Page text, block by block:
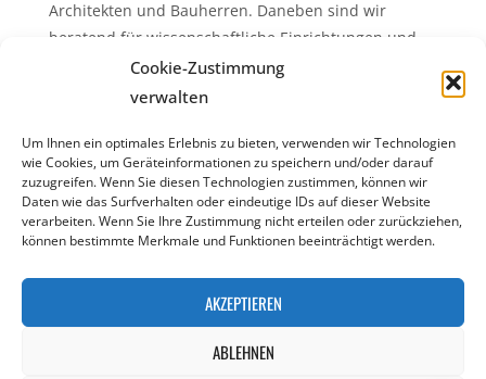
Cookie-Zustimmung
verwalten
Um Ihnen ein optimales Erlebnis zu bieten, verwenden wir Technologien
wie Cookies, um Geräteinformationen zu speichern und/oder darauf
zuzugreifen. Wenn Sie diesen Technologien zustimmen, können wir
Daten wie das Surfverhalten oder eindeutige IDs auf dieser Website
verarbeiten. Wenn Sie Ihre Zustimmung nicht erteilen oder zurückziehen,
können bestimmte Merkmale und Funktionen beeinträchtigt werden.
AKZEPTIEREN
ABLEHNEN
Architekten und Bauherren. Daneben sind wir
beratend für wissenschaftliche Einrichtungen und
andere Fachverbände tätig.
KONTAKT | NEWSLETTER | ARCHIV | IMPRESSUM |
COOKIE-RICHTLINIE (EU)
©2002-2026 ikps - Institut für Kooperative Planung und